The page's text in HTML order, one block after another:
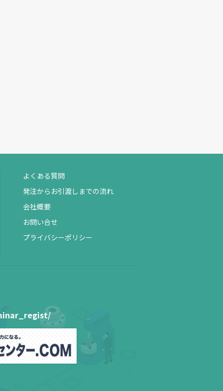
よくある質問
発注からお引渡しまでの流れ
会社概要
お問い合せ
プライバシーポリシー